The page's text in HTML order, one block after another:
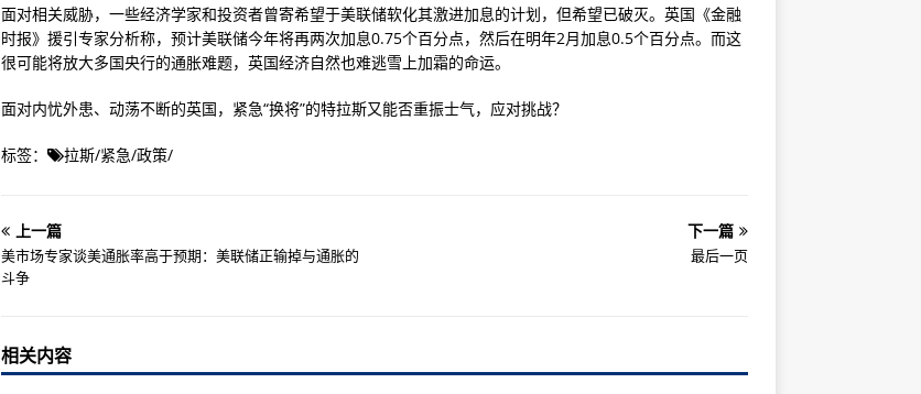
面对相关威胁，一些经济学家和投资者曾寄希望于美联储软化其激进加息的计划，但希望已破灭。英国《金融
时报》援引专家分析称，预计美联储今年将再两次加息0.75个百分点，然后在明年2月加息0.5个百分点。而这
很可能将放大多国央行的通胀难题，英国经济自然也难逃雪上加霜的命运。
面对内忧外患、动荡不断的英国，紧急“换将”的特拉斯又能否重振士气，应对挑战？
标签： 拉斯/紧急/政策/
上一篇
美市场专家谈美通胀率高于预期：美联储正输掉与通胀的
斗争
下一篇
最后一页
相关内容